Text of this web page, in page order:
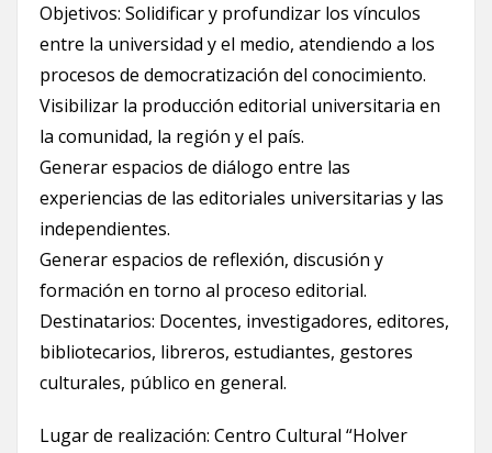
Objetivos: Solidificar y profundizar los vínculos
entre la universidad y el medio, atendiendo a los
procesos de democratización del conocimiento.
Visibilizar la producción editorial universitaria en
la comunidad, la región y el país.
Generar espacios de diálogo entre las
experiencias de las editoriales universitarias y las
independientes.
Generar espacios de reflexión, discusión y
formación en torno al proceso editorial.
Destinatarios: Docentes, investigadores, editores,
bibliotecarios, libreros, estudiantes, gestores
culturales, público en general.
Lugar de realización: Centro Cultural “Holver